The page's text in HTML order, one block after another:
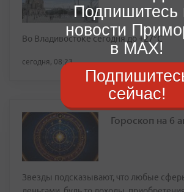
Во Владивостоке сегодня до +27°С
сегодня, 08:23
Гороскоп на 6
Звезды подсказывают, что любые
Подпишитесь
новости
в MAX!
сейчас!